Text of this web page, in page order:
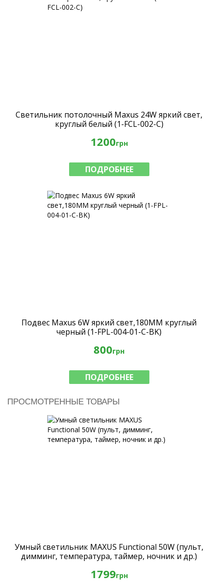
Светильник потолочный Maxus 24W яркий свет,
круглый белый (1-FCL-002-C)
1200грн
ПОДРОБНЕЕ
Подвес Maxus 6W яркий свет,180MM круглый
черный (1-FPL-004-01-C-BK)
800грн
ПОДРОБНЕЕ
ПРОСМОТРЕННЫЕ ТОВАРЫ
Умный светильник MAXUS Functional 50W (пульт,
димминг, температура, таймер, ночник и др.)
1799грн